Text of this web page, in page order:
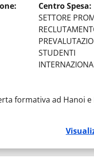
:
Centro Spesa:
SETTORE
STUDENTI
formativa ad Hanoi e